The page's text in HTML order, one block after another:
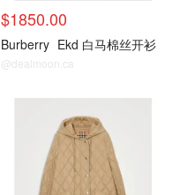
$1850.00
Burberry Ekd 白马棉丝开衫
@dealmoon.ca